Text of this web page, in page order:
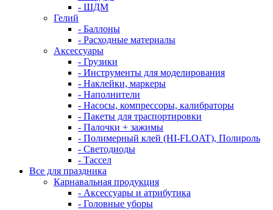
- ШДМ
Гелий
- Баллоны
- Расходные материалы
Аксессуары
- Грузики
- Инструменты для моделирования
- Наклейки, маркеры
- Наполнители
- Насосы, компрессоры, калибраторы
- Пакеты для траспортировки
- Палочки + зажимы
- Полимерный клей (HI-FLOAT), Полироль
- Светодиоды
- Тассел
Все для праздника
Карнавальная продукция
- Аксессуары и атрибутика
- Головные уборы